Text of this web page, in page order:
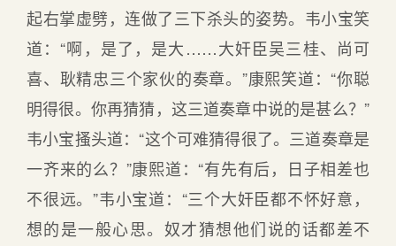
起右掌虚劈，连做了三下杀头的姿势。韦小宝笑
道：“啊，是了，是大……大奸臣吴三桂、尚可
喜、耿精忠三个家伙的奏章。”康熙笑道：“你聪
明得很。你再猜猜，这三道奏章中说的是甚么？”
韦小宝搔头道：“这个可难猜得很了。三道奏章是
一齐来的么？”康熙道：“有先有后，日子相差也
不很远。”韦小宝道：“三个大奸臣都不怀好意，
想的是一般心思。奴才猜想他们说的话都差不